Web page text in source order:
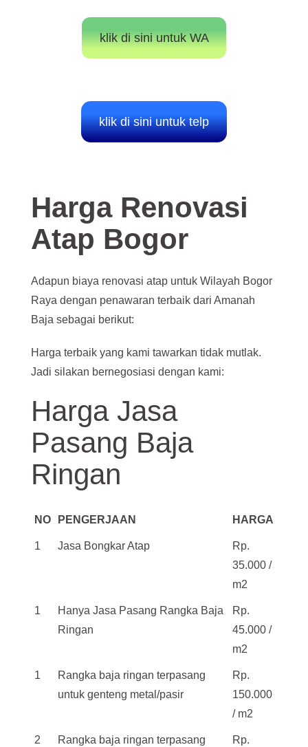
klik di sini untuk WA
klik di sini untuk telp
Harga Renovasi
Atap Bogor
Adapun biaya renovasi atap untuk Wilayah Bogor
Raya dengan penawaran terbaik dari Amanah
Baja sebagai berikut:
Harga terbaik yang kami tawarkan tidak mutlak.
Jadi silakan bernegosiasi dengan kami:
Harga Jasa
Pasang Baja
Ringan
NO PENGERJAAN HARGA
1 Jasa Bongkar Atap
Rp.
35.000 /
m2
1
Hanya Jasa Pasang Rangka Baja
Ringan
Rp.
45.000 /
m2
1
Rangka baja ringan terpasang
untuk genteng metal/pasir
Rp.
150.000
/ m2
2
Rangka baja ringan terpasang
Rp.